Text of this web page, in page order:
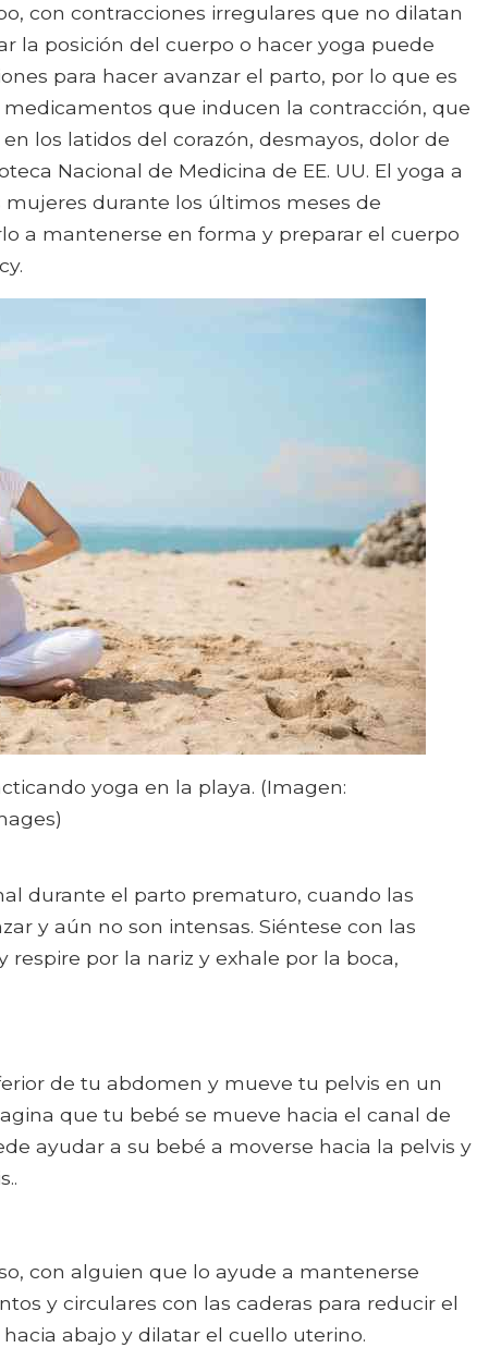
con contracciones irregulares que no dilatan
la posición del cuerpo o hacer yoga puede
para hacer avanzar el parto, por lo que es
que inducen la contracción, que
los latidos del corazón, desmayos, dolor de
Nacional de Medicina de EE. UU. El yoga a
durante los últimos meses de
a mantenerse en forma y preparar el cuerpo
yoga en la playa. (Imagen:
durante el parto prematuro, cuando las
y aún no son intensas. Siéntese con las
respire por la nariz y exhale por la boca,
de tu abdomen y mueve tu pelvis en un
que tu bebé se mueve hacia el canal de
ayudar a su bebé a moverse hacia la pelvis y
con alguien que lo ayude a mantenerse
y circulares con las caderas para reducir el
abajo y dilatar el cuello uterino.